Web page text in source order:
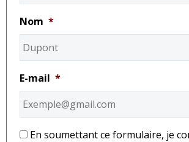
Nom *
E-mail *
* En soumettant ce formulaire, je